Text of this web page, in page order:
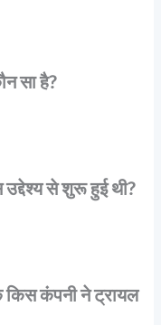
सा है?
से शुरू हुई थी?
किस कंपनी ने ट्रायल